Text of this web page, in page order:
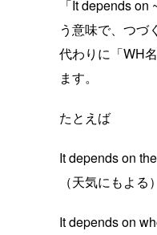
「It depends
う意味で、つづ
代わりに「WH
ます。
たとえば
It depends on
（天気にもよる）
It depends on